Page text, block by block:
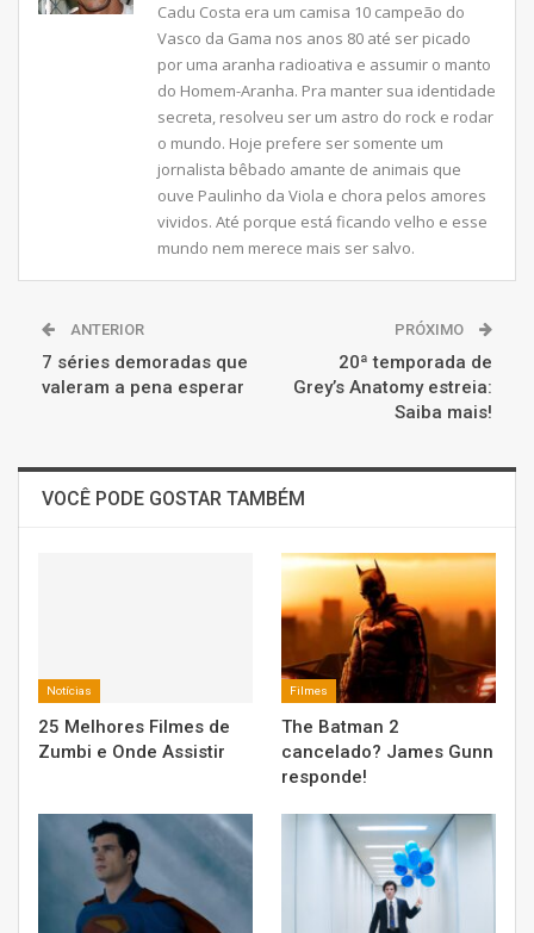
Cadu Costa era um camisa 10 campeão do
Vasco da Gama nos anos 80 até ser picado
por uma aranha radioativa e assumir o manto
do Homem-Aranha. Pra manter sua identidade
secreta, resolveu ser um astro do rock e rodar
o mundo. Hoje prefere ser somente um
jornalista bêbado amante de animais que
ouve Paulinho da Viola e chora pelos amores
vividos. Até porque está ficando velho e esse
mundo nem merece mais ser salvo.
ANTERIOR
7 séries demoradas que
valeram a pena esperar
PRÓXIMO
20ª temporada de
Grey’s Anatomy estreia:
Saiba mais!
VOCÊ PODE GOSTAR TAMBÉM
Notícias
25 Melhores Filmes de
Zumbi e Onde Assistir
Filmes
The Batman 2
cancelado? James Gunn
responde!